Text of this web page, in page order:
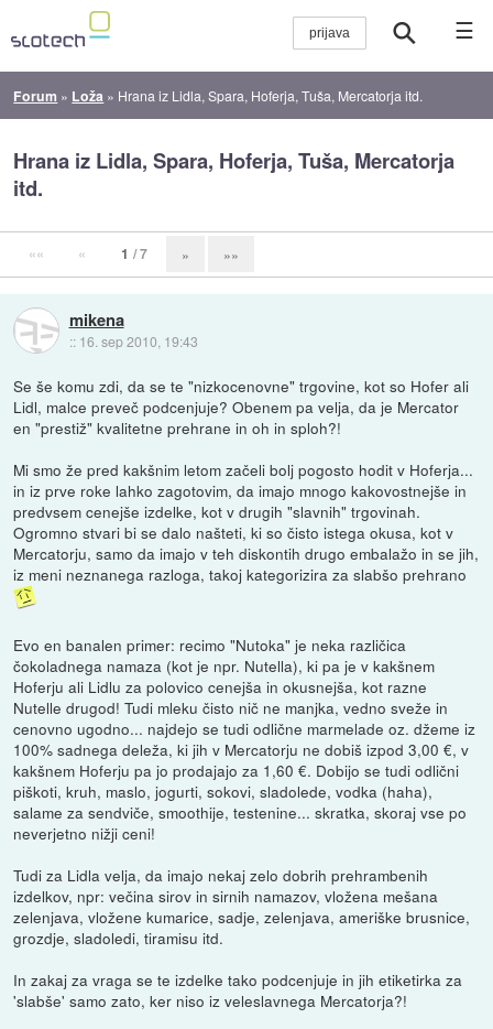
☰
Forum » Loža » Hrana iz Lidla, Spara, Hoferja, Tuša, Mercatorja itd.
Hrana iz Lidla, Spara, Hoferja, Tuša, Mercatorja
itd.
«« « 1 / 7 » »»
mikena
:: 16. sep 2010, 19:43
Se še komu zdi, da se te "nizkocenovne" trgovine, kot so Hofer ali
Lidl, malce preveč podcenjuje? Obenem pa velja, da je Mercator
en "prestiž" kvalitetne prehrane in oh in sploh?!
Mi smo že pred kakšnim letom začeli bolj pogosto hodit v Hoferja...
in iz prve roke lahko zagotovim, da imajo mnogo kakovostnejše in
predvsem cenejše izdelke, kot v drugih "slavnih" trgovinah.
Ogromno stvari bi se dalo našteti, ki so čisto istega okusa, kot v
Mercatorju, samo da imajo v teh diskontih drugo embalažo in se jih,
iz meni neznanega razloga, takoj kategorizira za slabšo prehrano
Evo en banalen primer: recimo "Nutoka" je neka različica
čokoladnega namaza (kot je npr. Nutella), ki pa je v kakšnem
Hoferju ali Lidlu za polovico cenejša in okusnejša, kot razne
Nutelle drugod! Tudi mleku čisto nič ne manjka, vedno sveže in
cenovno ugodno... najdejo se tudi odlične marmelade oz. džeme iz
100% sadnega deleža, ki jih v Mercatorju ne dobiš izpod 3,00 €, v
kakšnem Hoferju pa jo prodajajo za 1,60 €. Dobijo se tudi odlični
piškoti, kruh, maslo, jogurti, sokovi, sladolede, vodka (haha),
salame za sendviče, smoothije, testenine... skratka, skoraj vse po
neverjetno nižji ceni!
Tudi za Lidla velja, da imajo nekaj zelo dobrih prehrambenih
izdelkov, npr: večina sirov in sirnih namazov, vložena mešana
zelenjava, vložene kumarice, sadje, zelenjava, ameriške brusnice,
grozdje, sladoledi, tiramisu itd.
In zakaj za vraga se te izdelke tako podcenjuje in jih etiketirka za
'slabše' samo zato, ker niso iz veleslavnega Mercatorja?!